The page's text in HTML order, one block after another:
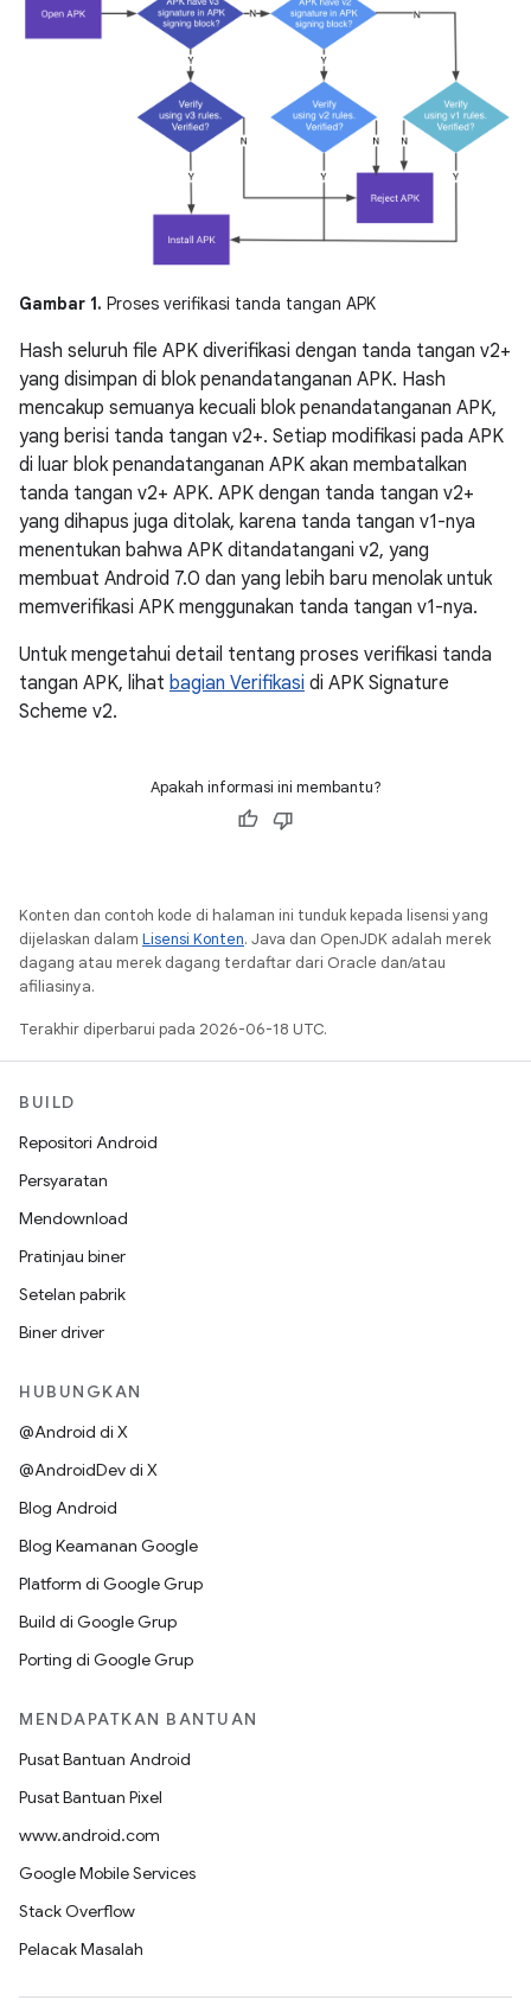
Gambar 1. Proses verifikasi tanda tangan APK
Hash seluruh file APK diverifikasi dengan tanda tangan v2+
yang disimpan di blok penandatanganan APK. Hash
mencakup semuanya kecuali blok penandatanganan APK,
yang berisi tanda tangan v2+. Setiap modifikasi pada APK
di luar blok penandatanganan APK akan membatalkan
tanda tangan v2+ APK. APK dengan tanda tangan v2+
yang dihapus juga ditolak, karena tanda tangan v1-nya
menentukan bahwa APK ditandatangani v2, yang
membuat Android 7.0 dan yang lebih baru menolak untuk
memverifikasi APK menggunakan tanda tangan v1-nya.
Untuk mengetahui detail tentang proses verifikasi tanda
tangan APK, lihat bagian Verifikasi di APK Signature
Scheme v2.
Apakah informasi ini membantu?
Konten dan contoh kode di halaman ini tunduk kepada lisensi yang
dijelaskan dalam Lisensi Konten. Java dan OpenJDK adalah merek
dagang atau merek dagang terdaftar dari Oracle dan/atau
afiliasinya.
Terakhir diperbarui pada 2026-06-18 UTC.
BUILD
Repositori Android
Persyaratan
Mendownload
Pratinjau biner
Setelan pabrik
Biner driver
HUBUNGKAN
@Android di X
@AndroidDev di X
Blog Android
Blog Keamanan Google
Platform di Google Grup
Build di Google Grup
Porting di Google Grup
MENDAPATKAN BANTUAN
Pusat Bantuan Android
Pusat Bantuan Pixel
www.android.com
Google Mobile Services
Stack Overflow
Pelacak Masalah